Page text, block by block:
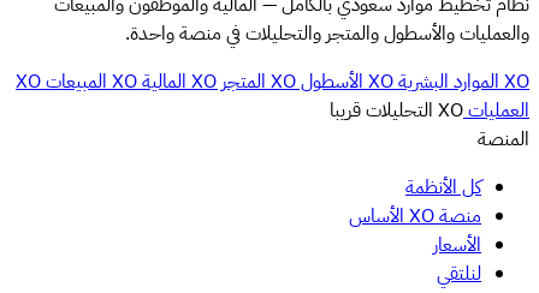
والعمليات والأسطول والمتجر والتحليلات في منصة واحدة.
XO الموارد البشرية
XO الأسطول XO المتجر XO المالية XO المبيعات
XO
العملياتXO التحليلات
قريبا
المنصة
كل الأنظمة
منصة XO الأساس
الأسعار
لنلتقي